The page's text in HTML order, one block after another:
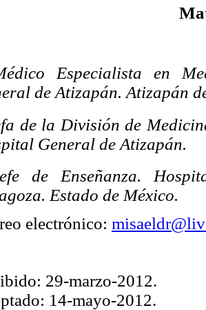
Especialista en
de Atizapán. Atizapán
de la División de
General de Atizapán.
de Enseñanza.
Estado de México.
electrónico:
29-marzo-2012.
14-mayo-2012.